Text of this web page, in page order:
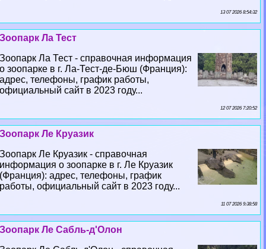
13 07 2026 8:54:32
Зоопарк Ла Тест
Зоопарк Ла Тест - справочная информация
о зоопарке в г. Ла-Тест-де-Бюш (Франция):
адрес, телефоны, график работы,
официальный сайт в 2023 году...
12 07 2026 7:20:52
Зоопарк Ле Круазик
Зоопарк Ле Круазик - справочная
информация о зоопарке в г. Ле Круазик
(Франция): адрес, телефоны, график
работы, официальный сайт в 2023 году...
11 07 2026 9:38:58
Зоопарк Ле Сабль-д'Олон